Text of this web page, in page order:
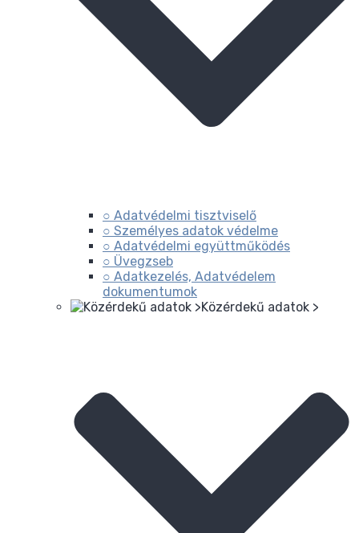
○ Adatvédelmi tisztviselő
○ Személyes adatok védelme
○ Adatvédelmi együttműködés
○ Üvegzseb
○ Adatkezelés, Adatvédelem
dokumentumok
Közérdekű adatok >